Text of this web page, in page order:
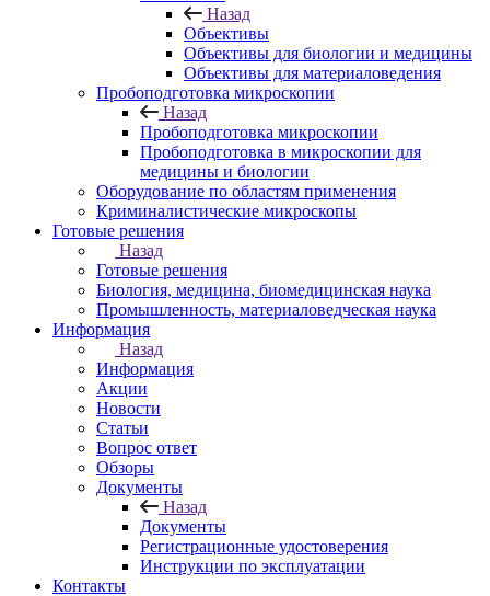
Назад
Объективы
Объективы для биологии и медицины
Объективы для материаловедения
Пробоподготовка микроскопии
Назад
Пробоподготовка микроскопии
Пробоподготовка в микроскопии для
медицины и биологии
Оборудование по областям применения
Криминалистические микроскопы
Готовые решения
Назад
Готовые решения
Биология, медицина, биомедицинская наука
Промышленность, материаловедческая наука
Информация
Назад
Информация
Акции
Новости
Статьи
Вопрос ответ
Обзоры
Документы
Назад
Документы
Регистрационные удостоверения
Инструкции по эксплуатации
Контакты